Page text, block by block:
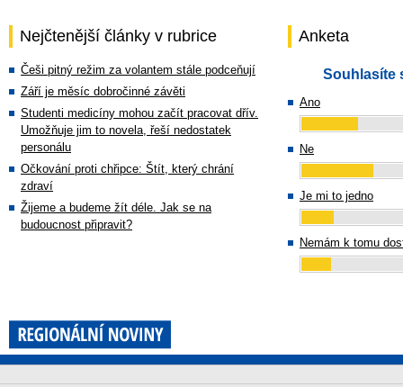
Nejčtenější články v rubrice
Češi pitný režim za volantem stále podceňují
Září je měsíc dobročinné závěti
Studenti medicíny mohou začít pracovat dřív.
Umožňuje jim to novela, řeší nedostatek
personálu
Očkování proti chřipce: Štít, který chrání
zdraví
Žijeme a budeme žít déle. Jak se na
budoucnost připravit?
Anketa
Souhlasíte
Ano
Ne
Je mi to jedno
Nemám k tomu